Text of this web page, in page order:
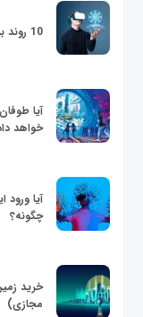
10 روند برتر تجارت و فناوری در سال 2022
آیا
خواهد
آیا ورود
چگونه؟
مجازی)